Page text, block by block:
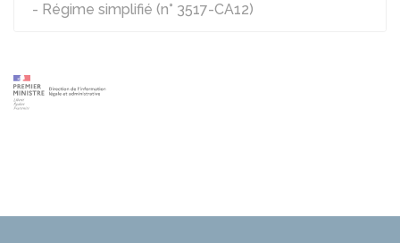
- Régime simplifié (n° 3517-CA12)